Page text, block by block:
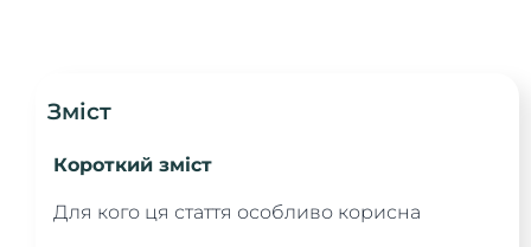
Зміст
Короткий зміст
Для кого ця стаття особливо корисна